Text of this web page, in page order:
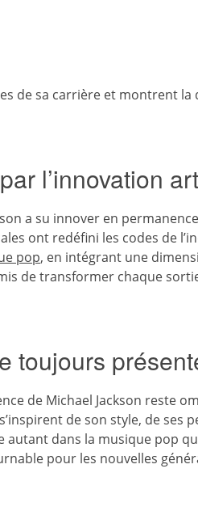
de sa carrière et montrent la
l’innovation
a su innover en
ont redéfini les codes de
pop, en intégrant une
de transformer chaque
toujours
de Michael Jackson reste
de son style, de ses
dans la musique pop
pour les nouvelles